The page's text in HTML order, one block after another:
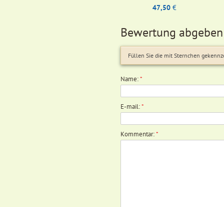
47,50€
Bewertung abgeben
Füllen Sie die mit Sternchen
Name:*
E-mail:*
Kommentar:*